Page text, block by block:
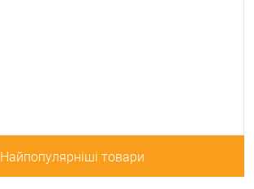
Найпопулярніші товари